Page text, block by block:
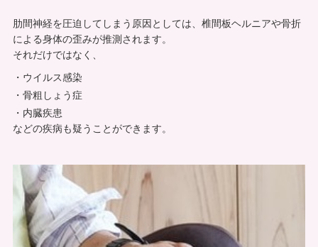
肋間神経を圧迫してしまう原因としては、椎間板ヘルニアや骨折
による身体の歪みが推測されます。
それだけではなく、
ウイルス感染
骨粗しょう症
内臓疾患
などの疾病も疑うことができます。